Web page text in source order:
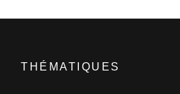
THÉMATIQUES